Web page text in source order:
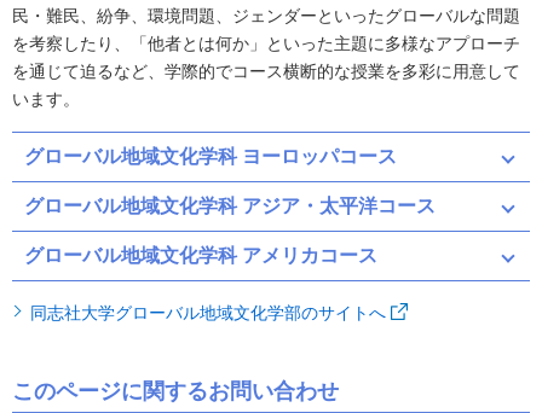
民・難民、紛争、環境問題、ジェンダーといったグローバルな問題
を考察したり、「他者とは何か」といった主題に多様なアプローチ
を通じて迫るなど、学際的でコース横断的な授業を多彩に用意して
います。
グローバル地域文化学科 ヨーロッパコース
グローバル地域文化学科 アジア・太平洋コース
グローバル地域文化学科 アメリカコース
同志社大学グローバル地域文化学部のサイトへ
このページに関するお問い合わせ